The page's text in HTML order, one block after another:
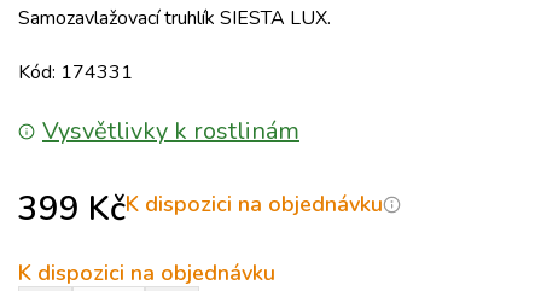
Samozavlažovací truhlík SIESTA LUX.
Kód: 174331
Vysvětlivky k rostlinám
399 KčK dispozici na objednávku
K dispozici na objednávku